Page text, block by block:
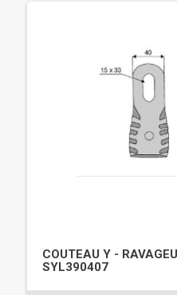
COUTEAU Y -
SYL390407